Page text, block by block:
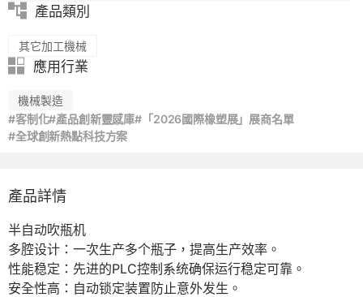
產品類別
其它加工機械
應用行業
機械製造
#客制化#產品創新靈感庫#「2026國際橡塑展」展商名單
#全球創新熱點科技方案
產品詳情
半自动吹瓶机
多腔设计：一次生产多个瓶子，提高生产效率。
性能稳定：先进的PLC控制系统确保运行稳定可靠。
安全性高：自动锁定装置防止意外发生。